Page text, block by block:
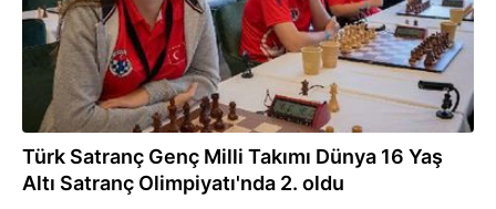
Türk Satranç Genç Milli Takımı Dünya 16 Yaş
Altı Satranç Olimpiyatı'nda 2. oldu